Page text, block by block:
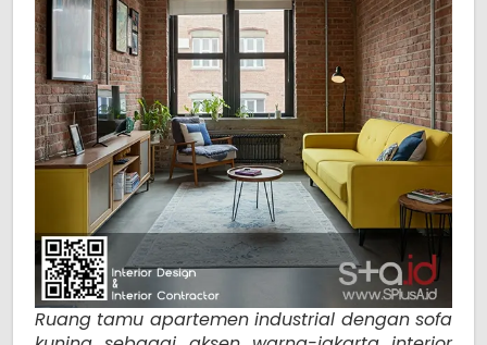
Ruang tamu apartemen industrial dengan sofa